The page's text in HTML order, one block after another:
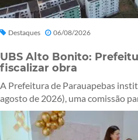
Destaques 06/08/2026
UBS Alto Bonito:
fiscalizar obra
A Prefeitura de Parauapebas
agosto de 2026), uma comissão